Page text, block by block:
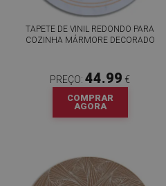
TAPETE DE VINIL REDONDO PARA
COZINHA MÁRMORE DECORADO
PREÇO: 44.99 €
COMPRAR
AGORA